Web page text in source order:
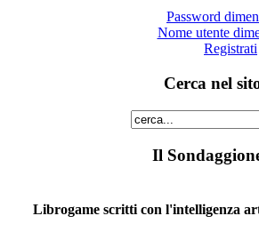
Password
Nome utente
Registrati
Cerca nel
Il
Librogame scritti con l'intelligenza